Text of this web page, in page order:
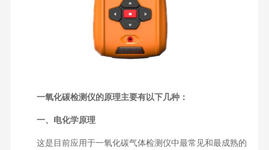
一氧化碳检测仪的原理主要有以下几种：
一、电化学原理
这是目前应用于一氧化碳气体检测仪中最常见和最成熟的